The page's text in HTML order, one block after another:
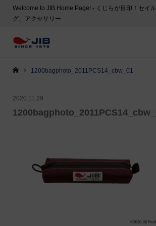
Welcome to JIB Home Page! ‐ くじらが目印！セイ
グ、アクセサリー
1200bagphoto_2011PCS14_cbw_01
2020.11.29